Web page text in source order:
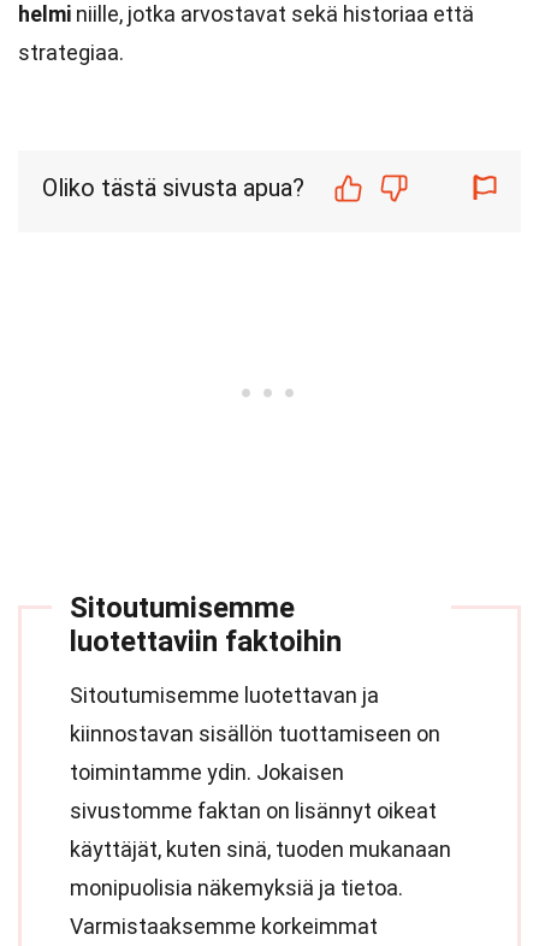
helmi niille, jotka arvostavat sekä historiaa että
strategiaa.
Oliko tästä sivusta apua?
Sitoutumisemme
luotettaviin faktoihin
Sitoutumisemme luotettavan ja
kiinnostavan sisällön tuottamiseen on
toimintamme ydin. Jokaisen
sivustomme faktan on lisännyt oikeat
käyttäjät, kuten sinä, tuoden mukanaan
monipuolisia näkemyksiä ja tietoa.
Varmistaaksemme korkeimmat